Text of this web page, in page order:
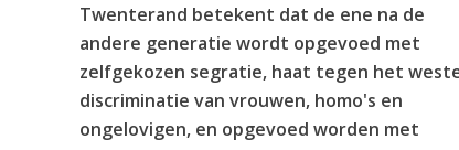
Twenterand betekent dat de ene na de
andere generatie wordt opgevoed met
zelfgekozen segratie, haat tegen het
discriminatie van vrouwen, homo's en
ongelovigen, en opgevoed worden met